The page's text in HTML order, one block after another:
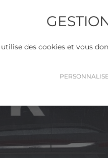
utilise des cookies et vous